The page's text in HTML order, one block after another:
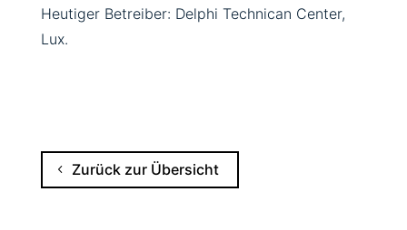
Heutiger Betreiber: Delphi Technican Center,
Lux.
Zurück zur Übersicht